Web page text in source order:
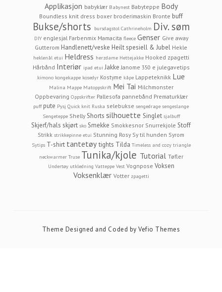
Applikasjon babyklær Babynest Babyteppe Body
Boundless knit dress boxer broderimaskin Bronte buff
Bukse/shorts bursdagstol Cathrineholm Div. søm
DIY englesjal Farbenmix Mamacita fleece Genser Give away
Gutterom Handlenett/veske Heilt spesiell & Jubel Hekle
heklenål etui Heldress herzdame Hettejakke Hooked zpagetti
Hårbånd Interiør ipad etui Jakke Janome 350 e julegavetips
kimono kongekappe kosedyr Kostyme kåpe Lappeteknikk Lue
Malina Mappe Matoppskrift Mei Tai Milchmonster
Oppbevaring Oppskrifter Pallesofa pannebånd Prematurklær
puff pute Pysj Quick knit Ruska selebukse sengedrage sengeslange
Sengeteppe Shelly Shorts silhouette Singlet sjalbuff
Skjerf/hals skjørt sko Smekke Smokkesnor Snurrekjole Stoff
Strikk strikkepinne etui Stunning Rosy Sy til hunden Syrom
Sytips T-shirt tantetøy tights Tilda Timeless and cozy triangle
neckwarmer Truse Tunika/kjole Tutorial Tøfler
Undertøy utkledning Vatteppe Vest Vognpose Voksen
Voksenklær Votter zpagetti
Theme Designed and Coded byVefio Themes